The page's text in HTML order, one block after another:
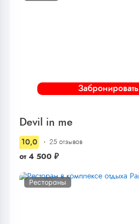
Забронировать
Devil in me
10,0 25 отзывов
от 4 500 ₽
Рестораны